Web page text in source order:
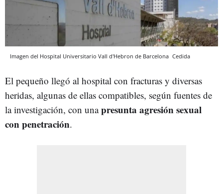
Imagen del Hospital Universitario Vall d'Hebron de Barcelona Cedida
El pequeño llegó al hospital con fracturas y diversas
heridas, algunas de ellas compatibles, según fuentes de
la investigación, con unapresunta agresión sexual
con penetración.